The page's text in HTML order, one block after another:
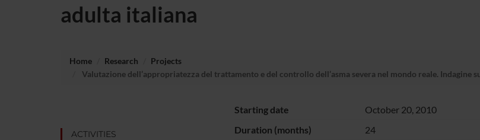
adulta italiana
Home Research
Projects
Valutazione dell’appropriatezza del trattamento e del controllo dell’asma severa nel mondo reale. Indagine
ACTIVITIES
Starting date
October 20, 2010
Duration (months)
24